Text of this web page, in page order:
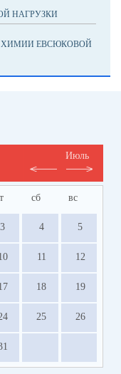
НАГРУЗКИ
ХИМИИ ЕВСЮКОВОЙ
Июль
сб вс
3 4 5
11 12
18 19
25 26